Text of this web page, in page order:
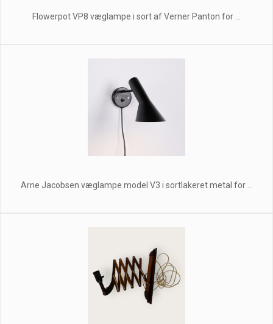
Flowerpot VP8 væglampe i sort af Verner Panton for ...
Arne Jacobsen væglampe model V3 i sortlakeret metal for ...